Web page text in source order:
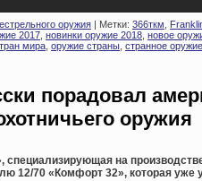
оружия | Метки: 366ткм
2017 новинки оружие 2018 новое
мира оружие страны странное оружие
порадовал
оружия
специализирующая на
12/70 «Комфорт 32», которая уже